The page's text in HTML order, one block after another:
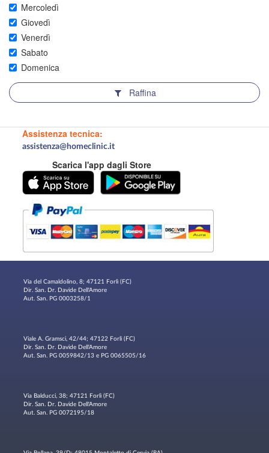
Mercoledì
Giovedì
Venerdì
Sabato
Domenica
Raffina
Assistenza tecnica:
assistenza@homeclinic.it
Scarica l'app dagli Store
Via del Camaldolino, 8; 47121 Forlì (FC)
Dir. San. Dr. Davide Dell'Amore
Aut. San. PG 0003258/1
Viale A. Gramsci, 42/44; 47122 Forlì (FC)
Dir. San. Dr. Davide Dell'Amore
Aut. San. PG 0059842/13 e PG 0065505/16
Via Balducci, 38; 47121 Forlì (FC)
Dir. San. Dr. Davide Dell'Amore
Aut. San. PG 0072195/18